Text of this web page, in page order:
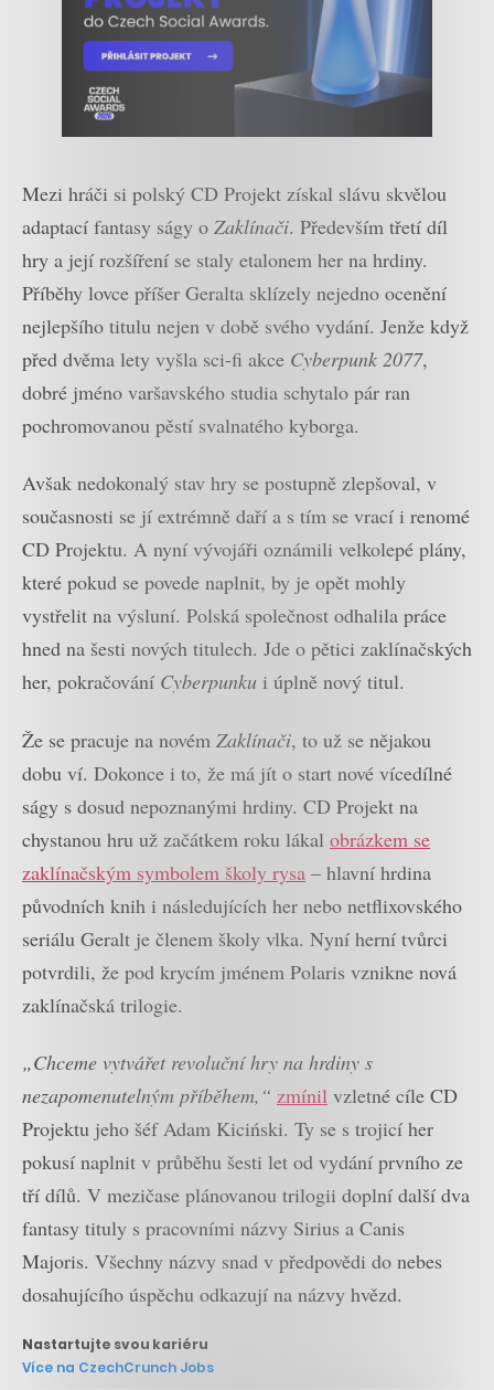
Mezi hráči si polský CD Projekt získal slávu skvělou
adaptací fantasy ságy o Zaklínači. Především třetí díl
hry a její rozšíření se staly etalonem her na hrdiny.
Příběhy lovce příšer Geralta sklízely nejedno ocenění
nejlepšího titulu nejen v době svého vydání. Jenže když
před dvěma lety vyšla sci-fi akce Cyberpunk 2077,
dobré jméno varšavského studia schytalo pár ran
pochromovanou pěstí svalnatého kyborga.
Avšak nedokonalý stav hry se postupně zlepšoval, v
současnosti se jí extrémně daří a s tím se vrací i renomé
CD Projektu. A nyní vývojáři oznámili velkolepé plány,
které pokud se povede naplnit, by je opět mohly
vystřelit na výsluní. Polská společnost odhalila práce
hned na šesti nových titulech. Jde o pětici zaklínačských
her, pokračování Cyberpunku i úplně nový titul.
Že se pracuje na novém Zaklínači, to už se nějakou
dobu ví. Dokonce i to, že má jít o start nové vícedílné
ságy s dosud nepoznanými hrdiny. CD Projekt na
chystanou hru už začátkem roku lákal obrázkem se
zaklínačským symbolem školy rysa – hlavní hrdina
původních knih i následujících her nebo netflixovského
seriálu Geralt je členem školy vlka. Nyní herní tvůrci
potvrdili, že pod krycím jménem Polaris vznikne nová
zaklínačská trilogie.
„Chceme vytvářet revoluční hry na hrdiny s
nezapomenutelným příběhem,“ zmínil vzletné cíle CD
Projektu jeho šéf Adam Kiciński. Ty se s trojicí her
pokusí naplnit v průběhu šesti let od vydání prvního ze
tří dílů. V mezičase plánovanou trilogii doplní další dva
fantasy tituly s pracovními názvy Sirius a Canis
Majoris. Všechny názvy snad v předpovědi do nebes
dosahujícího úspěchu odkazují na názvy hvězd.
Nastartujte svou kariéru
Více na CzechCrunch Jobs